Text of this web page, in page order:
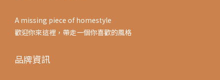
A missing piece of homestyle
歡迎你來這裡，帶走一個你喜歡的風格
品牌資訊